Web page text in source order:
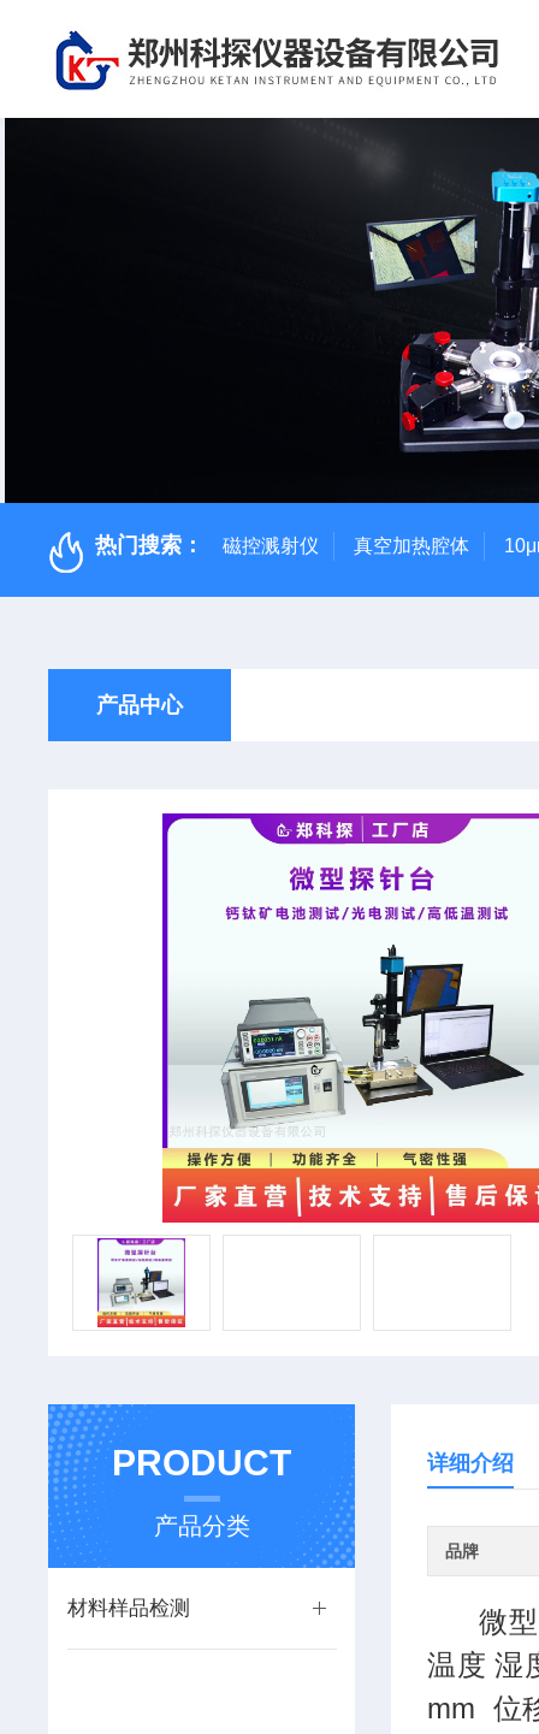
热门搜索： 磁控溅射仪 真空加热腔体
产品中心
PRODUCT
产品分类
材料样品检测
详细介绍
品牌
微型
温度 湿
mm 位